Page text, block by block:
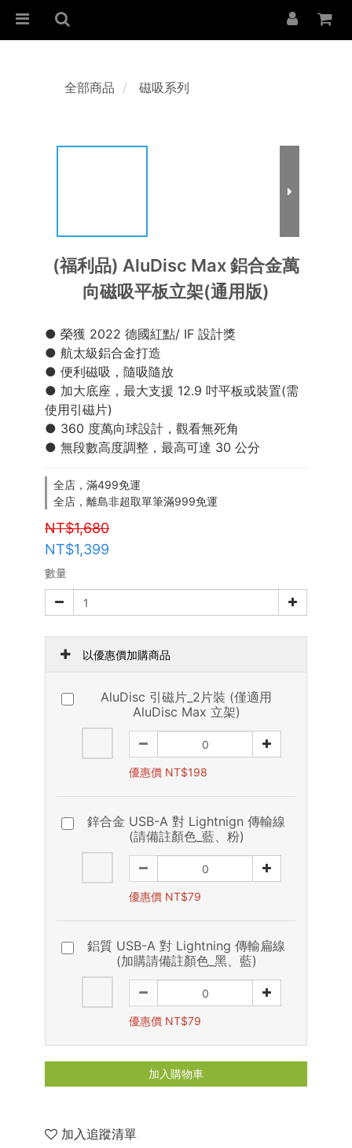
全部商品 磁吸系列
(福利品) AluDisc Max 鋁合金萬
向磁吸平板立架(通用版)
● 榮獲 2022 德國紅點/ IF 設計獎
● 航太級鋁合金打造
● 便利磁吸，隨吸隨放
● 加大底座，最大支援 12.9 吋平板或裝置(需
使用引磁片)
● 360 度萬向球設計，觀看無死角
● 無段數高度調整，最高可達 30 公分
全店，滿499免運
全店，離島非超取單筆滿999免運
NT$1,680
NT$1,399
數量
以優惠價加購商品
AluDisc 引磁片_2片裝 (僅適用
AluDisc Max 立架)
優惠價 NT$198
鋅合金 USB-A 對 Lightnign 傳輸線
(請備註顏色_藍、粉)
優惠價 NT$79
鋁質 USB-A 對 Lightning 傳輸扁線
(加購請備註顏色_黑、藍)
優惠價 NT$79
加入購物車
加入追蹤清單